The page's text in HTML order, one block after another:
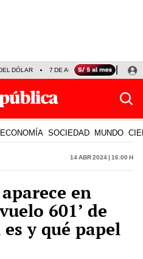
DÓLAR 7 DE AGOSTO OLLANTA
ECONOMÍA SOCIEDAD MUNDO
14 Abr 2024 | 16:00 h
en
601’ de
y qué papel